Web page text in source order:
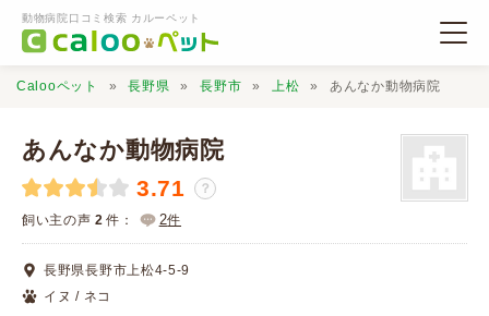
動物病院口コミ検索 カルーペット
動物病院検索
口コミ検索
Calooペット 長野県 長野市 上松 あんなか動物病院
あんなか動物病院
3.71 ？
飼い主の声 2 件： 2件
長野県長野市上松4-5-9
イヌ / ネコ